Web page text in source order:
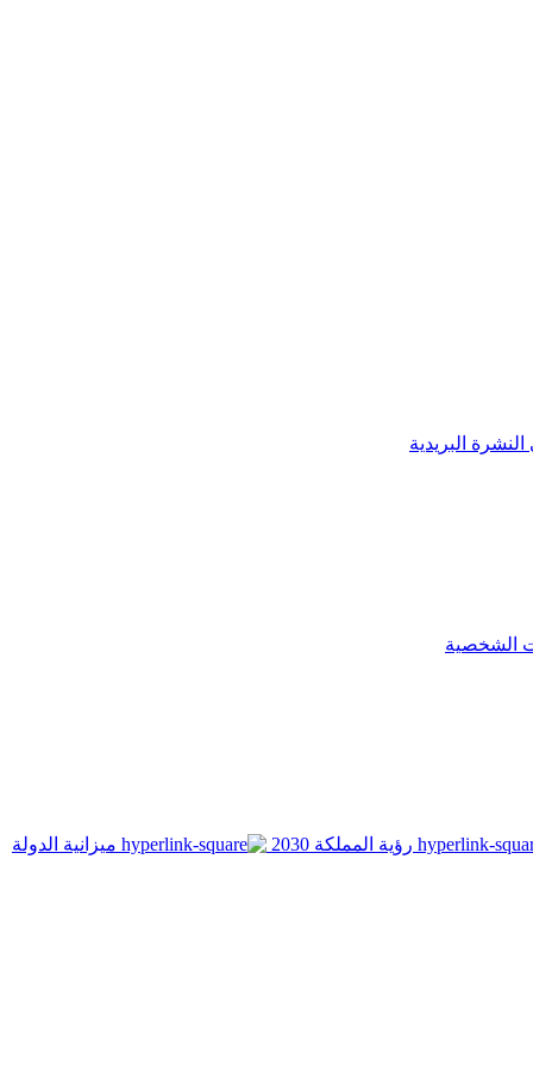
البريدية
الشخصية
رؤية المملكة 2030 ميزانية الدولة